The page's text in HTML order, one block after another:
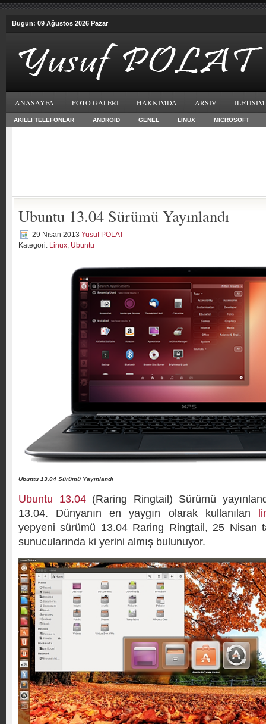
Bugün: 09 Ağustos 2026 Pazar
ANASAYFA FOTO GALERI HAKKIMDA ARSIV ILETISIM
AKILLI TELEFONLAR ANDROID GENEL LINUX MICROSOFT
Ubuntu 13.04 Sürümü Yayınlandı
29 Nisan 2013 Yusuf POLAT
Kategori: Linux, Ubuntu
Ubuntu 13.04 Sürümü Yayınlandı
Ubuntu 13.04(Raring Ringtail) Sürümü
13.04. Dünyanın en yaygın olarak kullanılan
yepyeni sürümü 13.04 Raring Ringtail, 25 Nisan
sunucularında ki yerini almış bulunuyor.